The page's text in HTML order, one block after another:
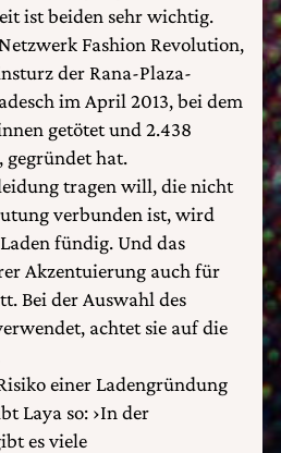
ist beiden sehr wichtig.
Fashion Revolution,
der Rana-Plaza-
im April 2013, bei dem
getötet und 2.438
gegründet hat.
tragen will, die nicht
verbunden ist, wird
fündig. Und das
Akzentuierung auch für
Bei der Auswahl des
achtet sie auf die
einer Ladengründung
Laya so: ›In der
es viele